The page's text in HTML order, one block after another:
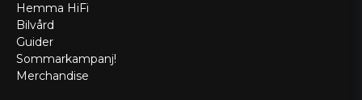
Hemma HiFi
Bilvård
Guider
Sommarkampanj!
Merchandise